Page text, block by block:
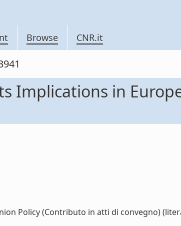
Browse CNR.it
Implications in
Policy (Contributo in atti di convegno)